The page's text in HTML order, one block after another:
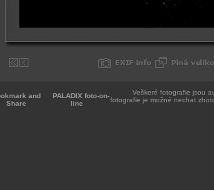
PALADIX foto-on-
line
Veškeré fotografie jsou
fotografie je možné nechat